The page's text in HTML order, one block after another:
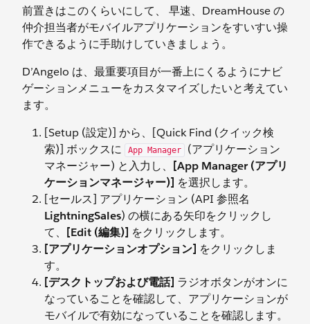
前置きはこのくらいにして、 早速、DreamHouse の
仲介担当者がモバイルアプリケーションをすいすい操
作できるように手助けしていきましょう。
D’Angelo は、最重要項目が一番上にくるようにナビ
ゲーションメニューをカスタマイズしたいと考えてい
ます。
[Setup (設定)] から、[Quick Find (クイック検
索)] ボックスに
App Manager
(アプリケーション
マネージャー) と入力し、
[App Manager (アプリ
ケーションマネージャー)] を選択します。
[セールス] アプリケーション (API 参照名
LightningSales) の横にある矢印をクリックし
て、
[Edit (編集)] をクリックします。
[アプリケーションオプション] をクリックしま
す。
[デスクトップおよび電話] ラジオボタンがオンに
なっていることを確認して、アプリケーションが
モバイルで有効になっていることを確認します。